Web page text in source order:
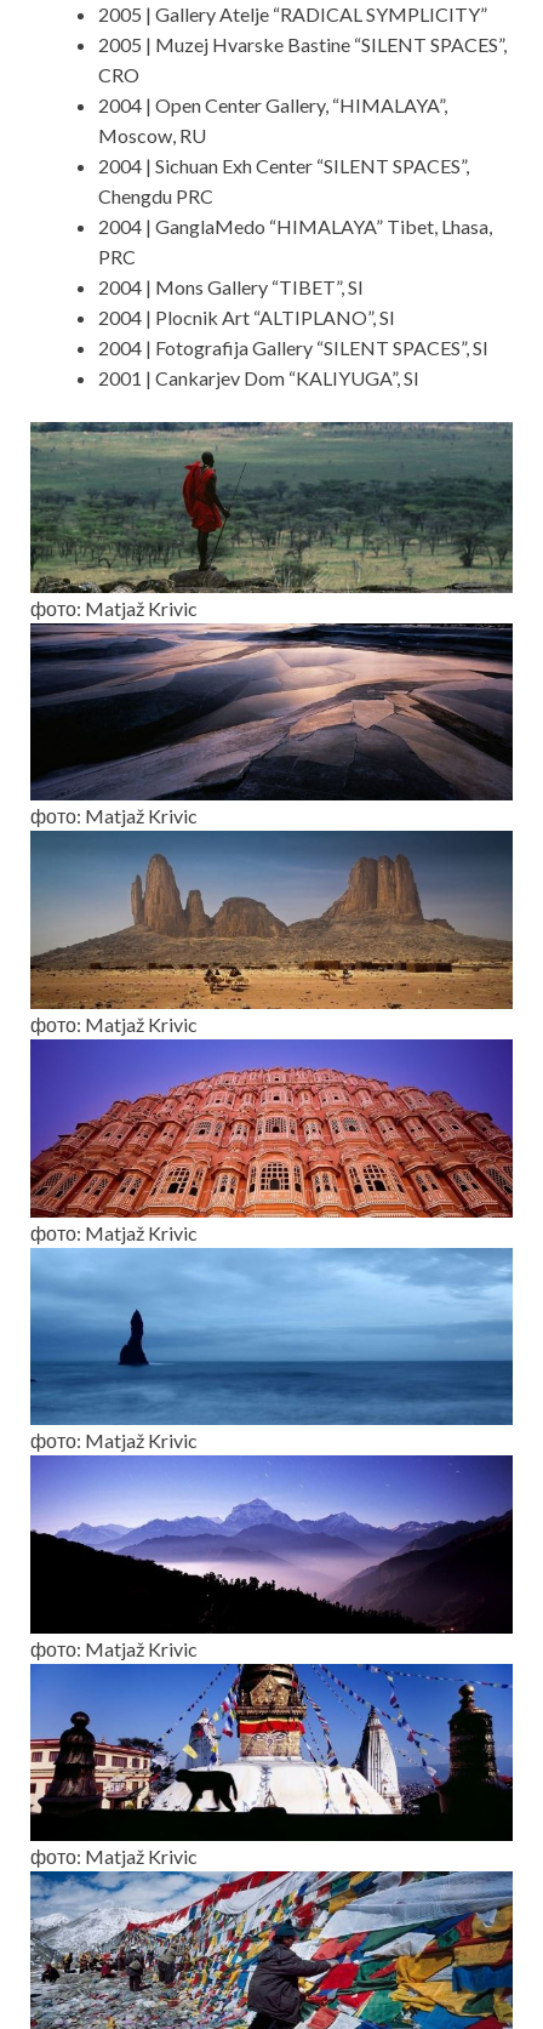
2005 | Gallery Atelje “RADICAL SYMPLICITY”
2005 | Muzej Hvarske Bastine “SILENT SPACES”,
CRO
2004 | Open Center Gallery, “HIMALAYA”,
Moscow, RU
2004 | Sichuan Exh Center “SILENT SPACES”,
Chengdu PRC
2004 | GanglaMedo “HIMALAYA” Tibet, Lhasa,
PRC
2004 | Mons Gallery “TIBET”, SI
2004 | Plocnik Art “ALTIPLANO”, SI
2004 | Fotografija Gallery “SILENT SPACES”, SI
2001 | Cankarjev Dom “KALIYUGA”, SI
фото: Matjaž Krivic
фото: Matjaž Krivic
фото: Matjaž Krivic
фото: Matjaž Krivic
фото: Matjaž Krivic
фото: Matjaž Krivic
фото: Matjaž Krivic